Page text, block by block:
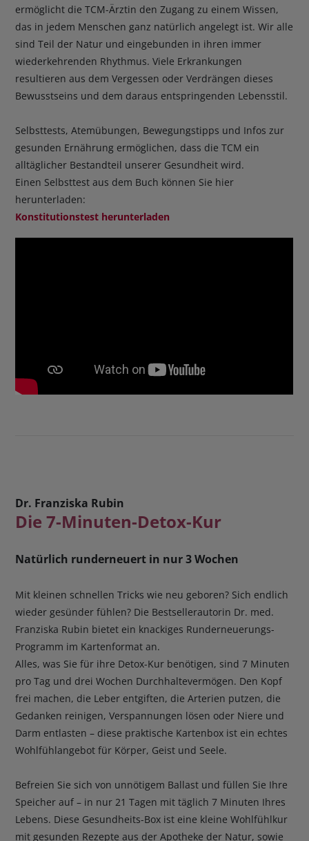
ermöglicht die TCM-Ärztin den Zugang zu einem Wissen,
das in jedem Menschen ganz natürlich angelegt ist. Wir alle
sind Teil der Natur und eingebunden in ihren immer
wiederkehrenden Rhythmus. Viele Erkrankungen
resultieren aus dem Vergessen oder Verdrängen dieses
Bewusstseins und dem daraus entspringenden Lebensstil.
Selbsttests, Atemübungen, Bewegungstipps und Infos zur
gesunden Ernährung ermöglichen, dass die TCM ein
alltäglicher Bestandteil unserer Gesundheit wird.
Einen Selbsttest aus dem Buch können Sie hier
herunterladen:
Konstitutionstest herunterladen
Dr. Franziska Rubin
Die 7-Minuten-Detox-Kur
Natürlich runderneuert in nur 3 Wochen
Mit kleinen schnellen Tricks wie neu geboren? Sich endlich
wieder gesünder fühlen? Die Bestsellerautorin Dr. med.
Franziska Rubin bietet ein knackiges Runderneuerungs-
Programm im Kartenformat an.
Alles, was Sie für ihre Detox-Kur benötigen, sind 7 Minuten
pro Tag und drei Wochen Durchhaltevermögen. Den Kopf
frei machen, die Leber entgiften, die Arterien putzen, die
Gedanken reinigen, Verspannungen lösen oder Niere und
Darm entlasten – diese praktische Kartenbox ist ein echtes
Wohlfühlangebot für Körper, Geist und Seele.
Befreien Sie sich von unnötigem Ballast und füllen Sie Ihre
Speicher auf – in nur 21 Tagen mit täglich 7 Minuten Ihres
Lebens. Diese Gesundheits-Box ist eine kleine Wohlfühlkur
mit gesunden Rezepte aus der Apotheke der Natur, sowie